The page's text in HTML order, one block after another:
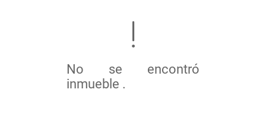
No se encontró
inmueble .